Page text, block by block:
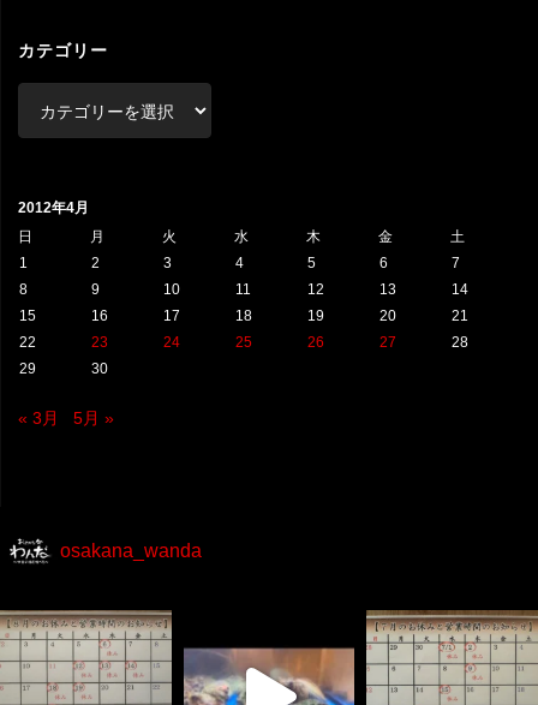
ブ
カテゴリー
ー
2012年4月
日
月 火 水 木 金
土
1
2 3 4 5 6
7
8
9 10 11 12 13
14
15
16 17 18 19 20
21
22
23 24 25 26 27
28
29
30
« 3月 5月 »
osakana_wanda